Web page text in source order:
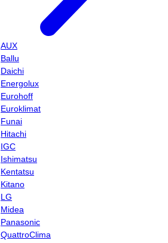
AUX
Ballu
Daichi
Energolux
Eurohoff
Euroklimat
Funai
Hitachi
IGC
Ishimatsu
Kentatsu
Kitano
LG
Midea
Panasonic
QuattroClima